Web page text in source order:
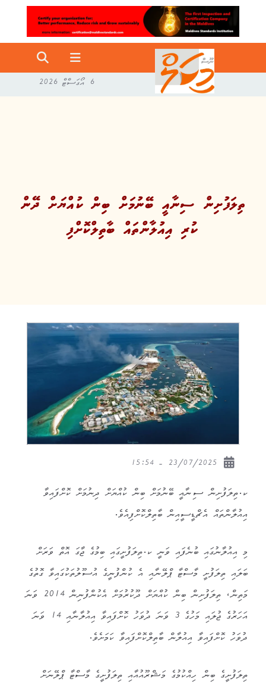
6 އޯގަސްޓް 2026
ތިލަފުށިން ސިނާއީ ބޭނުމަށް ބިން ކުއްޔަށް ދޭން
ކުރި އިއުލާންތައް ބާތިލްކޮށްފި
ކ.ތިލަފުށިން ސިނާއީ ބޭނުމަށް ބިން ކުއްޔަށް ދިނުމަށް ކޮށްފައިވާ
އިއުލާންތައް އެޗްޑީސީއިން ބާތިލްކޮށްފިއެވެ.
މި އިއުލާނުގައި ބުނެފައި ވަނީ ކ.ތިލަފުށީގައި ބިމުގެ ޖާގަ އޮތް ވަރަށް
ބަލައި ތިލަފުށީ މާސްޓާ ޕްލޭނާއި އެ ކުންފުނީގެ އުސޫލުތަކުގައިވާ ގޮތުގެ
މަތިން، ތިލަފުށިން ބިން ކުއްޔަށް ދޫކުރުމަށް އެކުންފުނިން 2014 ވަނަ
އަހަރުގެ ޖުލައި މަހުގެ 3 ވަނަ ދުވަހު ކޮށްފައިވާ އިއުލާނާއި 14 ވަނަ
ދުވަހު ކޮށްފައިވާ އިއުލާން ބާތިލްކޮށްފައިވާ ކަމަށެވެ.
ތިލަފުށީގެ ބިން ހިއްކުމުގެ މަޝްރޫއުއާއި ތިލަފުށީގެ މާސްޓާ ޕްލޭނަށް